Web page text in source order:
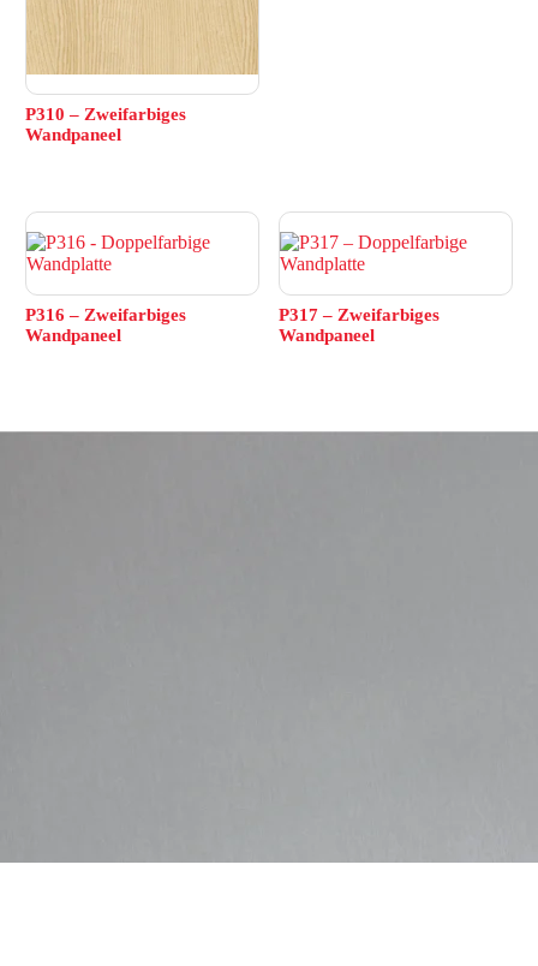
P310 – Zweifarbiges
Wandpaneel
P316 – Zweifarbiges
Wandpaneel
P317 – Zweifarbiges
Wandpaneel